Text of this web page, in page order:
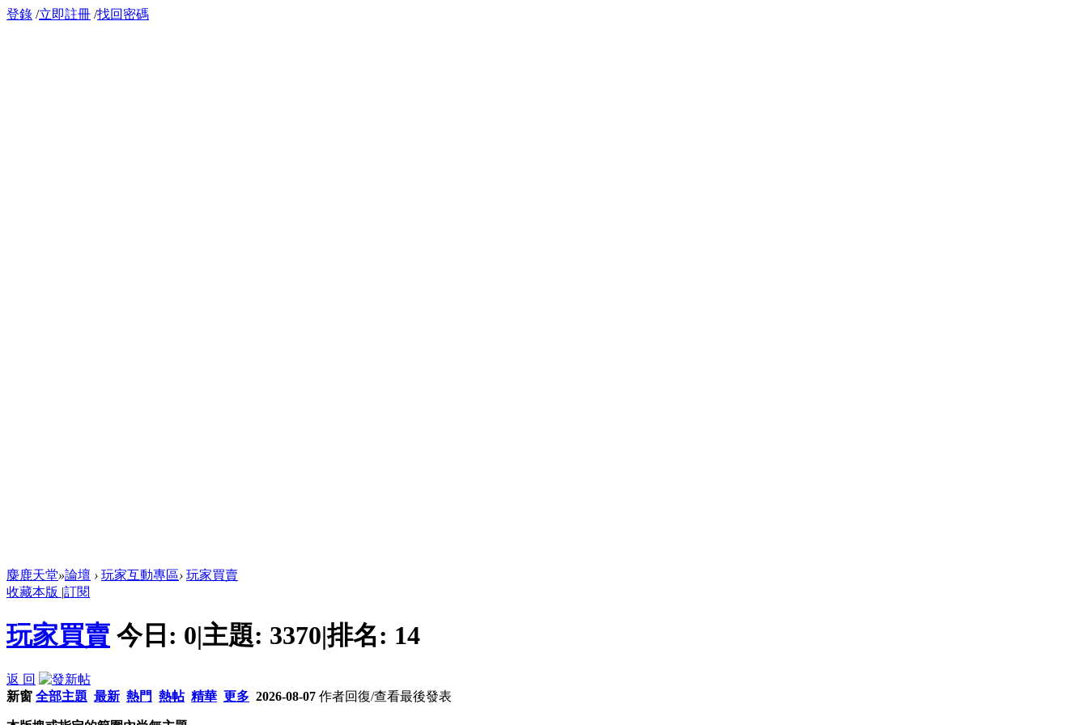
登錄 /立即註冊 /找回密碼
麋鹿天堂»論壇 › 玩家互動專區› 玩家買賣
收藏本版 |訂閱
玩家買賣 今日: 0|主題: 3370|排名: 14
返 回
新窗 全部主題 最新 熱門 熱帖 精華 更多 2026-08-07 作者回復/查看最後發表